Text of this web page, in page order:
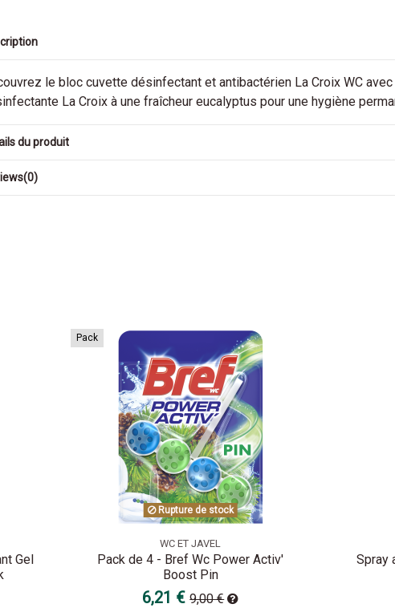
le bloc cuvette désinfectant et antibactérien La Croix WC
La Croix à une fraîcheur eucalyptus pour une hygiène
du produit
(0)
Gel
Pack
Rupture de stock
WC ET JAVEL
Pack de 4 - Bref Wc Power Activ'
Boost Pin
6,21 €9,00 €
Spray